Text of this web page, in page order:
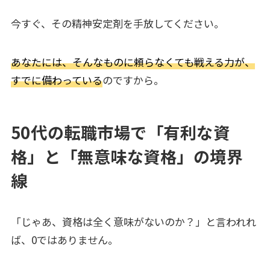
今すぐ、その精神安定剤を手放してください。
あなたには、そんなものに頼らなくても戦える力が、
すでに備わっているのですから。
50代の転職市場で「有利な資
格」と「無意味な資格」の境界
線
「じゃあ、資格は全く意味がないのか？」と言われれ
ば、0ではありません。